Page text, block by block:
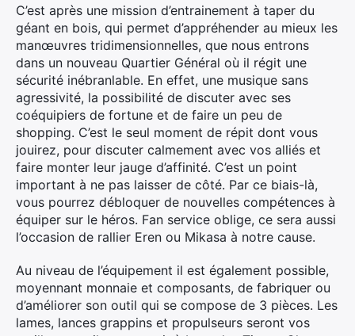
C’est après une mission d’entrainement à taper du
géant en bois, qui permet d’appréhender au mieux les
manœuvres tridimensionnelles, que nous entrons
dans un nouveau Quartier Général où il régit une
sécurité inébranlable. En effet, une musique sans
agressivité, la possibilité de discuter avec ses
coéquipiers de fortune et de faire un peu de
shopping. C’est le seul moment de répit dont vous
jouirez, pour discuter calmement avec vos alliés et
faire monter leur jauge d’affinité. C’est un point
important à ne pas laisser de côté. Par ce biais-là,
vous pourrez débloquer de nouvelles compétences à
équiper sur le héros. Fan service oblige, ce sera aussi
l’occasion de rallier Eren ou Mikasa à notre cause.
Au niveau de l’équipement il est également possible,
moyennant monnaie et composants, de fabriquer ou
d’améliorer son outil qui se compose de 3 pièces. Les
lames, lances grappins et propulseurs seront vos